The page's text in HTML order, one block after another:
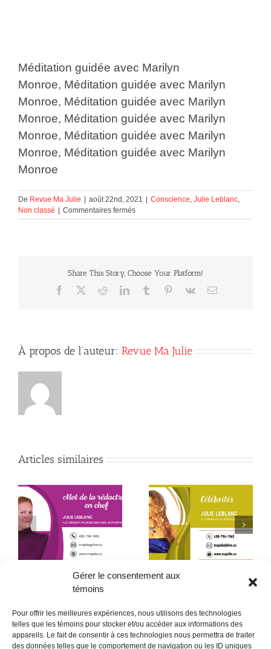
Gérer le consentement aux
témoins
Pour offrir les meilleures expériences, nous utilisons des technologies
telles que les témoins pour stocker et/ou accéder aux informations des
appareils. Le fait de consentir à ces technologies nous permettra de traiter
des données telles que le comportement de navigation ou les ID uniques
Méditation guidée avec Marilyn
Monroe, Méditation guidée avec Marilyn
Monroe, Méditation guidée avec Marilyn
Monroe, Méditation guidée avec Marilyn
Monroe, Méditation guidée avec Marilyn
Monroe, Méditation guidée avec Marilyn
Monroe
De Revue Ma Julie août 22nd, 2021 Conscience, Julie Leblanc,
Non classé
Commentaires ferméssur
Méditation
Share This Story, Choose Your Platform!
Facebook RedditLinkedInTumblr Pinterest
Vk Courriel
À propos de l’auteur: Revue Ma Julie
Articles similaires
Début de la quatrième
année
Le père que mon âme
a choisi – 2ᵉ partie